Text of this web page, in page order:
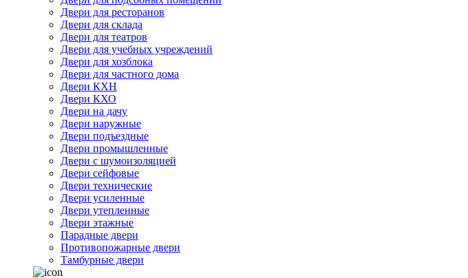
Двери для ресторанов
Двери для склада
Двери для театров
Двери для учебных учреждений
Двери для хозблока
Двери для частного дома
Двери КХН
Двери КХО
Двери на дачу
Двери наружные
Двери подъездные
Двери промышленные
Двери с шумоизоляцией
Двери сейфовые
Двери технические
Двери усиленные
Двери утепленные
Двери этажные
Парадные двери
Противопожарные двери
Тамбурные двери